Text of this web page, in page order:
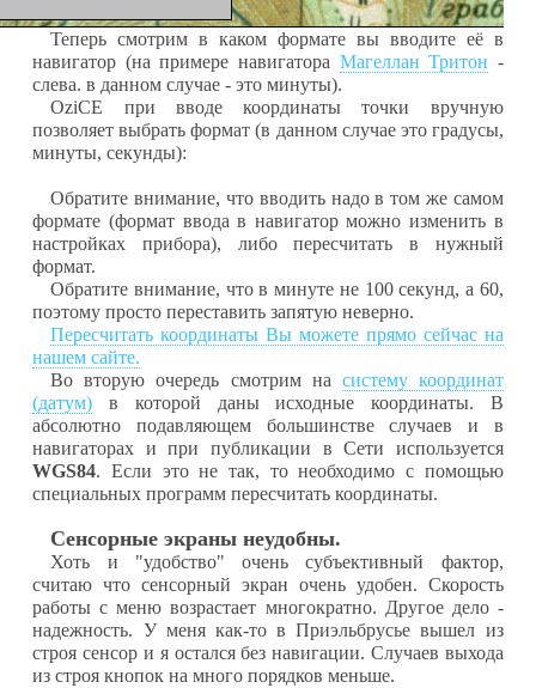
Теперь смотрим в каком формате вы вводите её в
навигатор (на примере навигатора Магеллан Тритон -
слева. в данном случае - это минуты).
OziCE при вводе координаты точки вручную
позволяет выбрать формат (в данном случае это градусы,
минуты, секунды):
Обратите внимание, что вводить надо в том же самом
формате (формат ввода в навигатор можно изменить в
настройках прибора), либо пересчитать в нужный
формат.
Обратите внимание, что в минуте не 100 секунд, а 60,
поэтому просто переставить запятую неверно.
Пересчитать координаты Вы можете прямо сейчас на
нашем сайте.
Во вторую очередь смотрим на систему координат
(датум) в которой даны исходные координаты. В
абсолютно подавляющем большинстве случаев и в
навигаторах и при публикации в Сети используется
WGS84. Если это не так, то необходимо с помощью
специальных программ пересчитать координаты.
Сенсорные экраны неудобны.
Хоть и "удобство" очень субъективный фактор,
считаю что сенсорный экран очень удобен. Скорость
работы с меню возрастает многократно. Другое дело -
надежность. У меня как-то в Приэльбрусье вышел из
строя сенсор и я остался без навигации. Случаев выхода
из строя кнопок на много порядков меньше.